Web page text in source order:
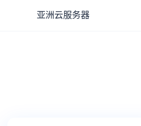
亚洲云服务器